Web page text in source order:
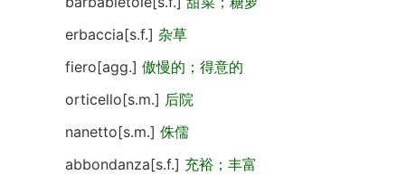
erbaccia[s.f.] 杂草
fiero[agg.] 傲慢的；得意的
orticello[s.m.] 后院
nanetto[s.m.] 侏儒
abbondanza[s.f.] 充裕；丰富